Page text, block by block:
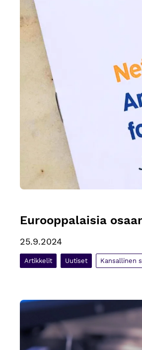
Eurooppalaisia
25.9.2024
Artikkelit Uutiset Kansallinen
Syövän laaturekisterin